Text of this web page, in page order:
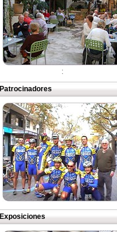
:
Patrocinadores
Exposiciones